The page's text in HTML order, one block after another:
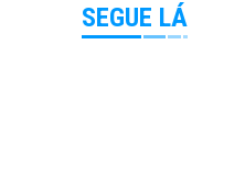
SEGUE LÁ